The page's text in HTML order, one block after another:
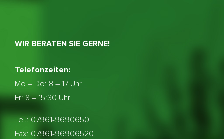
WIR BERATEN SIE GERNE!
Telefonzeiten:
Mo – Do: 8 – 17 Uhr
Fr: 8 – 15:30 Uhr
Tel.: 07961-9690650
Fax: 07961-96906520